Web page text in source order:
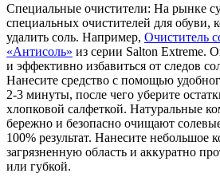
Специальные очистители: На рынке
специальных очистителей для обуви,
удалить соль. Например, Очиститель
«Антисоль» из серии Salton Extreme.
и эффективно избавиться от следов
Нанесите средство с помощью
2-3 минуты, после чего уберите
хлопковой салфеткой. Натуральные
бережно и безопасно очищают
100% результат. Нанесите небольшое
загрязненную область и аккуратно
или губкой.